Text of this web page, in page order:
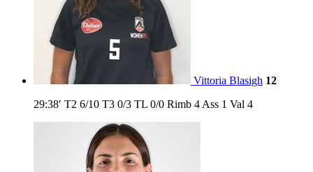
Vittoria Blasigh 12
29:38′ T2 6/10 T3 0/3 TL 0/0 Rimb 4 Ass 1 Val 4